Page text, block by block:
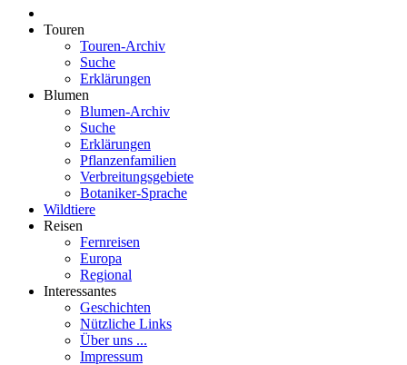
Touren
Touren-Archiv
Suche
Erklärungen
Blumen
Blumen-Archiv
Suche
Erklärungen
Pflanzenfamilien
Verbreitungsgebiete
Botaniker-Sprache
Wildtiere
Reisen
Fernreisen
Europa
Regional
Interessantes
Geschichten
Nützliche Links
Über uns ...
Impressum